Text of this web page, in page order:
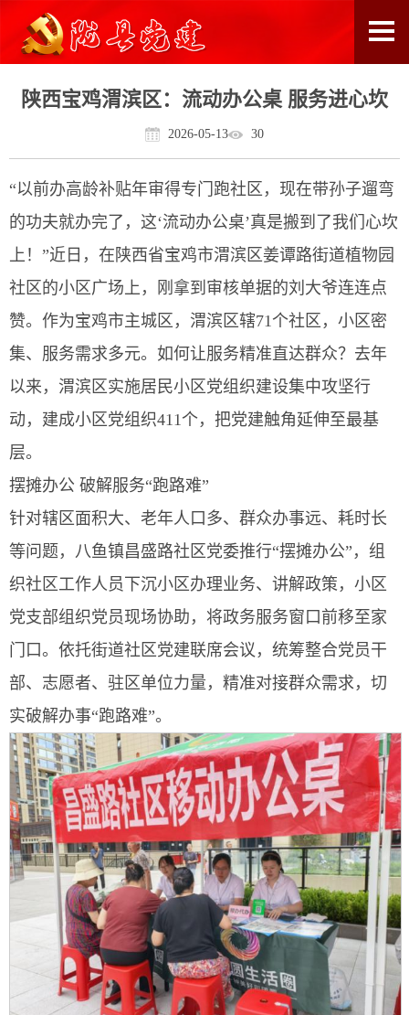
陕西宝鸡渭滨区：流动办公桌 服务进心坎
2026-05-13 30
“以前办高龄补贴年审得专门跑社区，现在带孙子遛弯
的功夫就办完了，这‘流动办公桌’真是搬到了我们心坎
上！”近日，在陕西省宝鸡市渭滨区姜谭路街道植物园
社区的小区广场上，刚拿到审核单据的刘大爷连连点
赞。作为宝鸡市主城区，渭滨区辖71个社区，小区密
集、服务需求多元。如何让服务精准直达群众？去年
以来，渭滨区实施居民小区党组织建设集中攻坚行
动，建成小区党组织411个，把党建触角延伸至最基
层。
摆摊办公 破解服务“跑路难”
针对辖区面积大、老年人口多、群众办事远、耗时长
等问题，八鱼镇昌盛路社区党委推行“摆摊办公”，组
织社区工作人员下沉小区办理业务、讲解政策，小区
党支部组织党员现场协助，将政务服务窗口前移至家
门口。依托街道社区党建联席会议，统筹整合党员干
部、志愿者、驻区单位力量，精准对接群众需求，切
实破解办事“跑路难”。